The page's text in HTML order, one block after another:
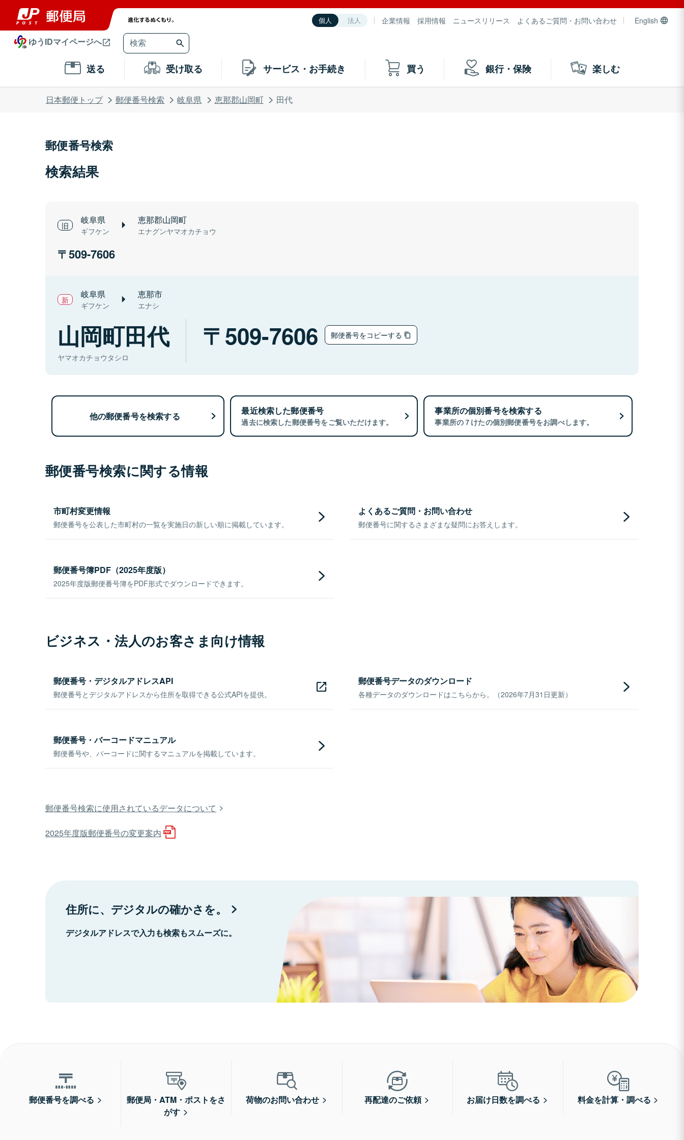
個人 法人 企業情報 採用情報 ニュースリリース よくあるご質問・お問い合わせ English
ゆうIDマイページへ
送る 受け取る サービス・お手続き 買う 銀行・保険 楽しむ
日本郵便トップ 郵便番号検索 岐阜県 恵那郡山岡町 田代
郵便番号検索
検索結果
岐阜県
ギフケン
恵那郡山岡町
エナグンヤマオカチョウ
509-7606
岐阜県
ギフケン
恵那市
エナシ
山岡町田代
ヤマオカチョウタシロ
509-7606 郵便番号をコピーする
他の郵便番号を検索する 最近検索した郵便番号
過去に検索した郵便番号をご覧いただけます。
事業所の個別番号を検索する
事業所の７けたの個別郵便番号をお調べします。
郵便番号検索に関する情報
市町村変更情報
郵便番号を公表した市町村の一覧を実施日の新しい順に掲載しています。
よくあるご質問・お問い合わせ
郵便番号に関するさまざまな疑問にお答えします。
郵便番号簿PDF（2025年度版）
2025年度版郵便番号簿をPDF形式でダウンロードできます。
ビジネス・法人のお客さま向け情報
郵便番号・デジタルアドレスAPI
郵便番号とデジタルアドレスから住所を取得できる公式APIを提供。
郵便番号データのダウンロード
各種データのダウンロードはこちらから。（2026年7月31日更新）
郵便番号・バーコードマニュアル
郵便番号や、バーコードに関するマニュアルを掲載しています。
郵便番号検索に使用されているデータについて
2025年度版郵便番号の変更案内
住所に、デジタルの確かさを。
デジタルアドレスで入力も検索もスムーズに。
郵便番号を調べる
郵便局・ATM・ポストをさ
がす
荷物のお問い合わせ 再配達のご依頼 お届け日数を調べる 料金を計算・調べる